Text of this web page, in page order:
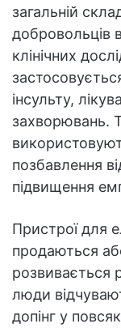
загальній
добровольців
клінічних
інсульту,
захворювань.
позбавлення
підвищення
Пристрої для
продаються
розвивається
люди
допінг у